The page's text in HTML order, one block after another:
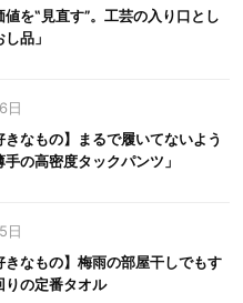
を‟見直す”。工芸の入り口とし
品」
日
きなもの】まるで履いてないよう
の高密度タックパンツ」
日
きなもの】梅雨の部屋干しでもす
りの定番タオル